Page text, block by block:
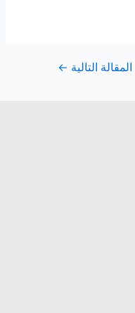
المقالة التالية ←